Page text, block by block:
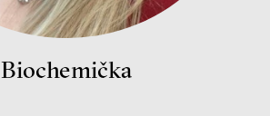
Nehrajeme o to, jaké peníze
Biochemička